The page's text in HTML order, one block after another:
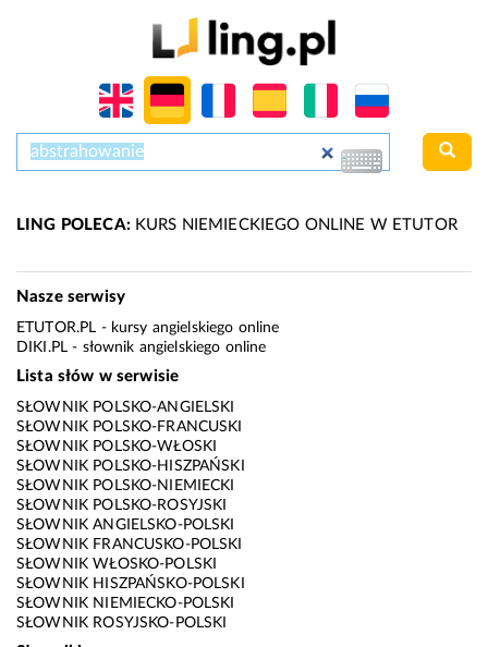
LING POLECA:KURS NIEMIECKIEGO ONLINE W ETUTOR
Nasze serwisy
ETUTOR.PL - kursy angielskiego online
DIKI.PL - słownik angielskiego online
Lista słów w serwisie
SŁOWNIK POLSKO-ANGIELSKI
SŁOWNIK POLSKO-FRANCUSKI
SŁOWNIK POLSKO-WŁOSKI
SŁOWNIK POLSKO-HISZPAŃSKI
SŁOWNIK POLSKO-NIEMIECKI
SŁOWNIK POLSKO-ROSYJSKI
SŁOWNIK ANGIELSKO-POLSKI
SŁOWNIK FRANCUSKO-POLSKI
SŁOWNIK WŁOSKO-POLSKI
SŁOWNIK HISZPAŃSKO-POLSKI
SŁOWNIK NIEMIECKO-POLSKI
SŁOWNIK ROSYJSKO-POLSKI